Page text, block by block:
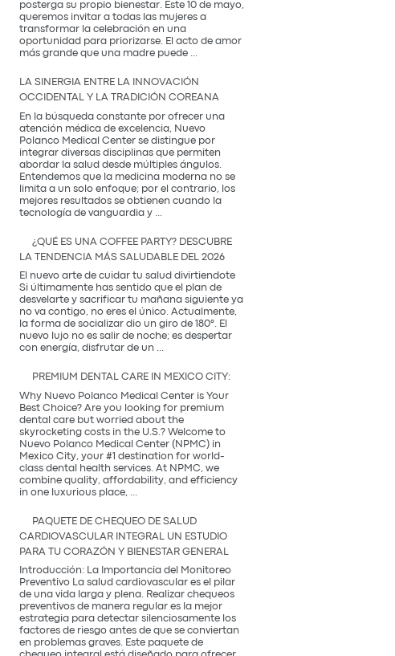
posterga su propio bienestar. Este 10 de mayo,
queremos invitar a todas las mujeres a
transformar la celebración en una
oportunidad para priorizarse. El acto de amor
más grande que una madre puede ...
que
Realmente
Necesita:
Salud
y
Prevención
LA SINERGIA ENTRE LA INNOVACIÓN
OCCIDENTAL Y LA TRADICIÓN COREANA
En la búsqueda constante por ofrecer una
atención médica de excelencia, Nuevo
Polanco Medical Center se distingue por
integrar diversas disciplinas que permiten
abordar la salud desde múltiples ángulos.
Entendemos que la medicina moderna no se
limita a un solo enfoque; por el contrario, los
mejores resultados se obtienen cuando la
tecnología de vanguardia y
entre
Innovación
Occidental
y
la
Tradición
Coreana
¿QUÉ ES UNA COFFEE PARTY? DESCUBRE
LA TENDENCIA MÁS SALUDABLE DEL 2026
El nuevo arte de cuidar tu salud divirtiendote
Si últimamente has sentido que el plan de
desvelarte y sacrificar tu mañana siguiente ya
no va contigo, no eres el único. Actualmente,
la forma de socializar dio un giro de 180°. El
nuevo lujo no es salir de noche; es despertar
con energía, disfrutar de un ...
una
Party?
Descubre
la
tendencia
más
saludable
del
2026
PREMIUM DENTAL CARE IN MEXICO CITY:
Why Nuevo Polanco Medical Center is Your
Best Choice? Are you looking for premium
dental care but worried about the
skyrocketing costs in the U.S.? Welcome to
Nuevo Polanco Medical Center (NPMC) in
Mexico City, your #1 destination for world-
class dental health services. At NPMC, we
combine quality, affordability, and efficiency
in one luxurious place,
Care
Mexico
City:
PAQUETE DE CHEQUEO DE SALUD
CARDIOVASCULAR INTEGRAL UN ESTUDIO
PARA TU CORAZÓN Y BIENESTAR GENERAL
Introducción: La Importancia del Monitoreo
Preventivo La salud cardiovascular es el pilar
de una vida larga y plena. Realizar chequeos
preventivos de manera regular es la mejor
estrategia para detectar silenciosamente los
factores de riesgo antes de que se conviertan
en problemas graves. Este paquete de